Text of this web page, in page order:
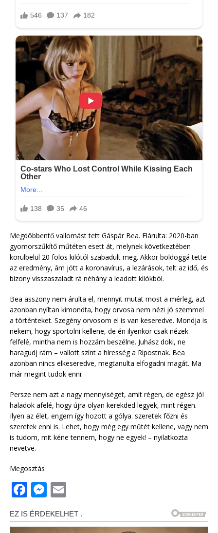
Megdöbbentő vallomást tett Gáspár Bea. Elárulta: 2020-ban
gyomorszűkítő műtéten esett át, melynek következtében
körülbelül 20 fölös kilótól szabadult meg. Akkor boldoggá tette
az eredmény, ám jött a koronavírus, a lezárások, telt az idő, és
bizony visszaszaladt rá néhány a leadott kilókból.
Bea asszony nem árulta el, mennyit mutat most a mérleg, azt
azonban nyíltan kimondta, hogy orvosa nem nézi jó szemmel
a történteket. Szegény orvosom el is van keseredve. Mondja is
nekem, hogy sportolni kellene, de én ilyenkor csak nézek
felfelé, mintha nem is hozzám beszélne. Juhász doki, ne
haragudj rám – vallott színt a híresség a Ripostnak. Bea
azonban nincs elkeseredve, megtanulta elfogadni magát. Ma
már megint tudok enni.
Persze nem azt a nagy mennyiséget, amit régen, de egész jól
haladok afelé, hogy újra olyan kerekded legyek, mint régen.
Ilyen az élet, engem így hozott a gólya. szeretek főzni és
szeretek enni is. Lehet, hogy még egy műtét kellene, vagy nem
is tudom, mit kéne tennem, hogy ne egyek! – nyilatkozta
nevetve.
Megosztás
F
a
c
M
ssai